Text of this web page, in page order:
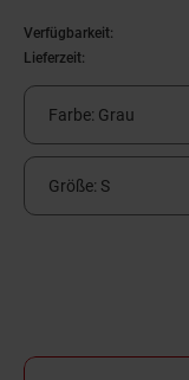
Verfügbarkeit:
Lieferzeit:
Farbe: Grau
Größe: S